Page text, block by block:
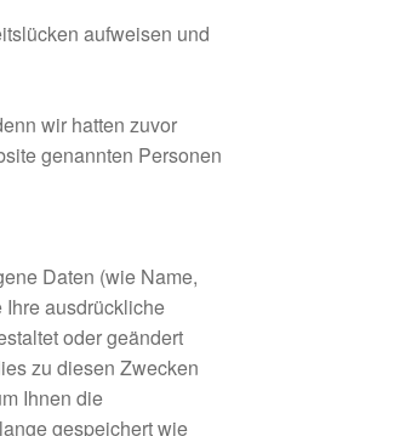
aufweisen und
wir hatten zuvor
genannten Personen
Daten (wie Name,
ausdrückliche
oder geändert
zu diesen Zwecken
Ihnen die
gespeichert wie